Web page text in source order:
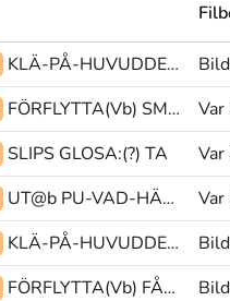
KLÄ-PÅ-HUVUDDEL POJKE MYCKET
FÖRFLYTTA(Vb) SMYGA FÖRFLYTTA(Vb) Var
SLIPS GLOSA:(?) TA Var
UT@b PU-VAD-HÄNDA@g zzz@z Var
KLÄ-PÅ-HUVUDDEL KLÄ-PÅ-ÖVERDEL FÖRFLYTTA(Vb)
FÖRFLYTTA(Vb) FÅ-SYN-PÅ EN